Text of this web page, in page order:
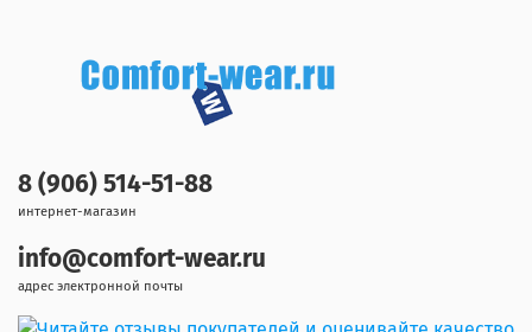
8 (906) 514-51-88
интернет-магазин
info@comfort-wear.ru
адрес электронной почты